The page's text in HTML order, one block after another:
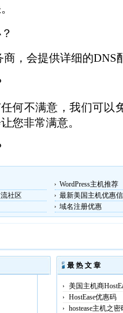
，会提供详细的DNS
何不满意，我们可以
您非常满意。
WordPress主机推荐
社区
最新美国主机优惠
域名注册优惠
最 热 文 章
美国主机商
HostEase优惠码
hostease主机之